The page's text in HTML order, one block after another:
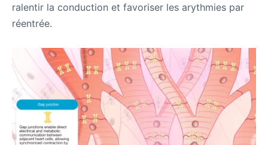
ralentir la conduction et favoriser les arythmies par
réentrée.